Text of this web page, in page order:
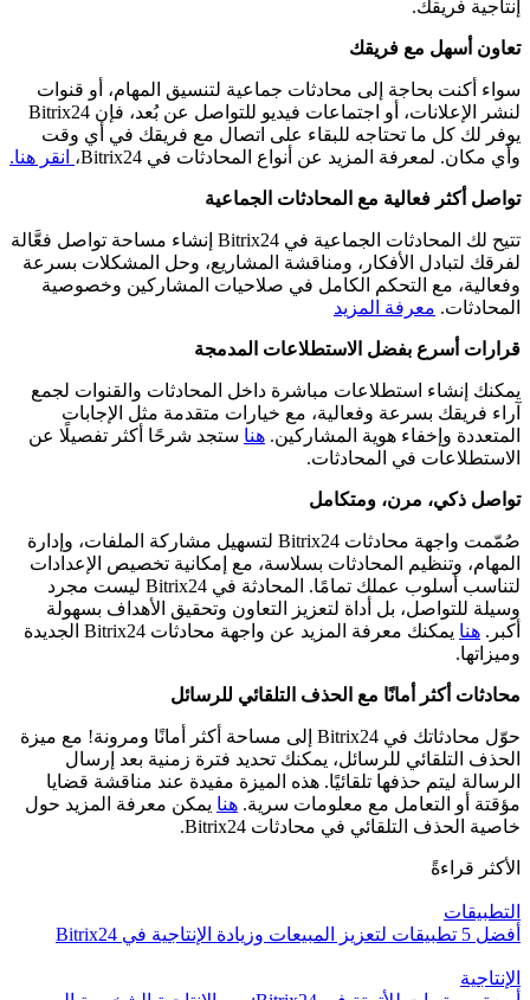
إنتاجية فريقك.
تعاون أسهل مع فريقك
سواء أكنت بحاجة إلى محادثات جماعية لتنسيق المهام، أو قنوات
لنشر الإعلانات، أو اجتماعات فيديو للتواصل عن بُعد، فإن Bitrix24
يوفر لك كل ما تحتاجه للبقاء على اتصال مع فريقك في أي وقت
وأي مكان. لمعرفة المزيد عن أنواع المحادثات في Bitrix24،
انقر هنا.
تواصل أكثر فعالية مع المحادثات الجماعية
تتيح لك المحادثات الجماعية في Bitrix24 إنشاء مساحة تواصل فعَّالة
لفرقك لتبادل الأفكار، ومناقشة المشاريع، وحل المشكلات بسرعة
وفعالية، مع التحكم الكامل في صلاحيات المشاركين وخصوصية
المحادثات. معرفة المزيد
قرارات أسرع بفضل الاستطلاعات المدمجة
يمكنك إنشاء استطلاعات مباشرة داخل المحادثات والقنوات لجمع
آراء فريقك بسرعة وفعالية، مع خيارات متقدمة مثل الإجابات
المتعددة وإخفاء هوية المشاركين. هنا ستجد شرحًا أكثر تفصيلًا عن
الاستطلاعات في المحادثات.
تواصل ذكي، مرن، ومتكامل
صُمّمت واجهة محادثات Bitrix24 لتسهيل مشاركة الملفات، وإدارة
المهام، وتنظيم المحادثات بسلاسة، مع إمكانية تخصيص الإعدادات
لتناسب أسلوب عملك تمامًا. المحادثة في Bitrix24 ليست مجرد
وسيلة للتواصل، بل أداة لتعزيز التعاون وتحقيق الأهداف بسهولة
أكبر. هنا
يمكنك معرفة المزيد عن واجهة محادثات Bitrix24 الجديدة
وميزاتها.
محادثات أكثر أمانًا مع الحذف التلقائي للرسائل
حوّل محادثاتك في Bitrix24 إلى مساحة أكثر أمانًا ومرونة! مع ميزة
الحذف التلقائي للرسائل، يمكنك تحديد فترة زمنية بعد إرسال
الرسالة ليتم حذفها تلقائيًا. هذه الميزة مفيدة عند مناقشة قضايا
مؤقتة أو التعامل مع معلومات سرية. هنا يمكن معرفة المزيد حول
خاصية الحذف التلقائي في محادثات Bitrix24.
الأكثر قراءةً
التطبيقات
أفضل 5 تطبيقات لتعزيز المبيعات وزيادة الإنتاجية في Bitrix24
الإنتاجية